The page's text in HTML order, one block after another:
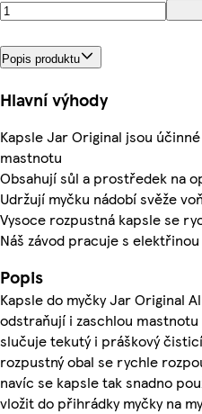
Popis produktu
Hlavní výhody
Kapsle Jar Original jsou
mastnotu
Obsahují sůl a prostředek na
Udržují myčku nádobí svěže
Vysoce rozpustná kapsle se
Náš závod pracuje s
Popis
Kapsle do myčky Jar Original
odstraňují i zaschlou
slučuje tekutý i práškový
rozpustný obal se rychle
navíc se kapsle tak snadno
vložit do přihrádky myčky na